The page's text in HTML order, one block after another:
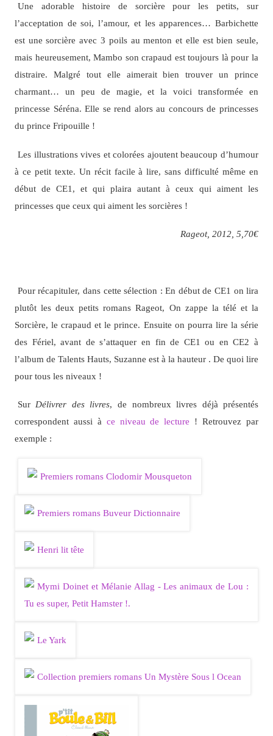
Une adorable histoire de sorcière pour les petits, sur
l’acceptation de soi, l’amour, et les apparences… Barbichette
est une sorcière avec 3 poils au menton et elle est bien seule,
mais heureusement, Mambo son crapaud est toujours là pour la
distraire. Malgré tout elle aimerait bien trouver un prince
charmant… un peu de magie, et la voici transformée en
princesse Séréna. Elle se rend alors au concours de princesses
du prince Fripouille !
Les illustrations vives et colorées ajoutent beaucoup d’humour
à ce petit texte. Un récit facile à lire, sans difficulté même en
début de CE1, et qui plaira autant à ceux qui aiment les
princesses que ceux qui aiment les sorcières !
Rageot, 2012, 5,70€
Pour récapituler, dans cette sélection : En début de CE1 on lira
plutôt les deux petits romans Rageot, On zappe la télé et la
Sorcière, le crapaud et le prince. Ensuite on pourra lire la série
des Fériel, avant de s’attaquer en fin de CE1 ou en CE2 à
l’album de Talents Hauts, Suzanne est à la hauteur . De quoi lire
pour tous les niveaux !
Sur Délivrer des livres, de nombreux livres déjà présentés
correspondent aussi à ce niveau de lecture ! Retrouvez par
exemple :